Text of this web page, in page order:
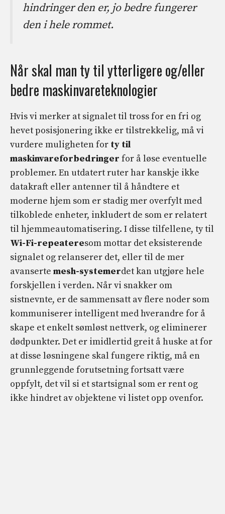
hindringer den er, jo bedre fungerer
den i hele rommet.
Når skal man ty til ytterligere og/eller
bedre maskinvareteknologier
Hvis vi merker at signalet til tross for en fri og
hevet posisjonering ikke er tilstrekkelig, må vi
vurdere muligheten for ty til
maskinvareforbedringer for å løse eventuelle
problemer. En utdatert ruter har kanskje ikke
datakraft eller antenner til å håndtere et
moderne hjem som er stadig mer overfylt med
tilkoblede enheter, inkludert de som er relatert
til hjemmeautomatisering. I disse tilfellene, ty til
Wi-Fi-repeateresom mottar det eksisterende
signalet og relanserer det, eller til de mer
avanserte mesh-systemerdet kan utgjøre hele
forskjellen i verden. Når vi snakker om
sistnevnte, er de sammensatt av flere noder som
kommuniserer intelligent med hverandre for å
skape et enkelt sømløst nettverk, og eliminerer
dødpunkter. Det er imidlertid greit å huske at for
at disse løsningene skal fungere riktig, må en
grunnleggende forutsetning fortsatt være
oppfylt, det vil si et startsignal som er rent og
ikke hindret av objektene vi listet opp ovenfor.